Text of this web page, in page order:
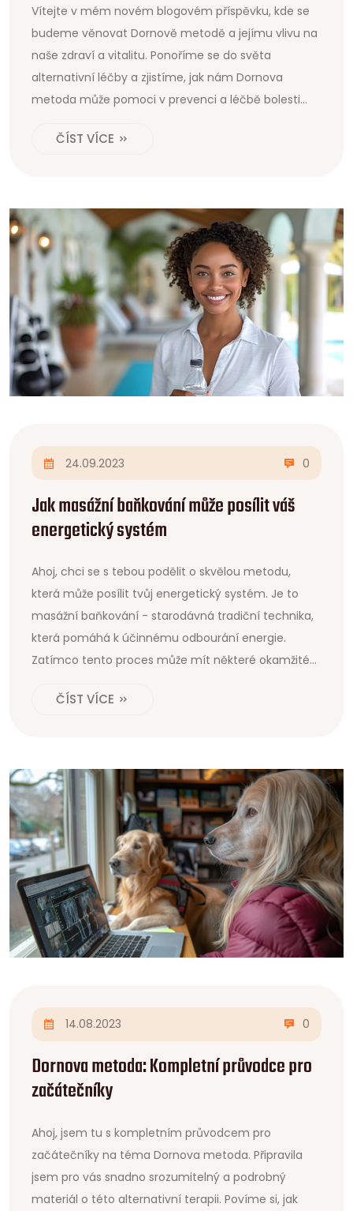
Vítejte v mém novém blogovém příspěvku, kde se
budeme věnovat Dornově metodě a jejímu vlivu na
naše zdraví a vitalitu. Ponoříme se do světa
alternativní léčby a zjistíme, jak nám Dornova
metoda může pomoci v prevenci a léčbě bolesti
Pokud hledáte cestu, jak zvýšit svoji vitalitu a zlepšit
lepšímu zdraví a blahobytu.
ČÍST VÍCE
24.09.2023 0
Jak masážní baňkování může posílit váš
energetický systém
Ahoj, chci se s tebou podělit o skvělou metodu,
která může posílit tvůj energetický systém. Je to
masážní baňkování - starodávná tradiční technika,
která pomáhá k účinnému odbourání energie.
Zatímco tento proces může mít některé okamžité
nejlepší výsledky jsou následkem pravidelné praxe.
baňkování dynamizovat a vyvážit tvůj energetický
systém.
ČÍST VÍCE
14.08.2023 0
Dornova metoda: Kompletní průvodce pro
začátečníky
Ahoj, jsem tu s kompletním průvodcem pro
začátečníky na téma Dornova metoda. Připravila
jsem pro vás snadno srozumitelný a podrobný
materiál o této alternativní terapii. Povíme si, jak